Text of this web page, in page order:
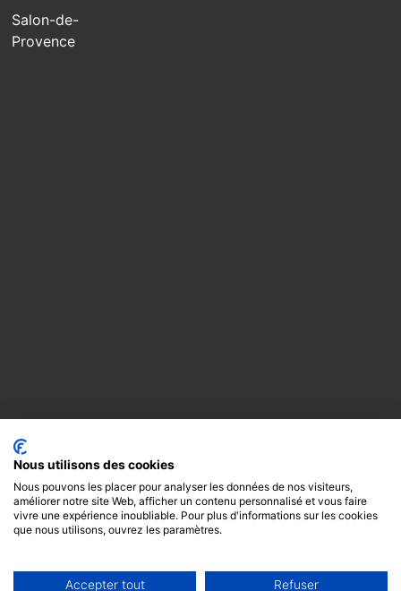
Salon-de-
Provence
Nous utilisons des cookies
Nous pouvons les placer pour analyser les données de nos visiteurs,
améliorer notre site Web, afficher un contenu personnalisé et vous faire
vivre une expérience inoubliable. Pour plus d'informations sur les cookies
que nous utilisons, ouvrez les paramètres.
Accepter tout Refuser